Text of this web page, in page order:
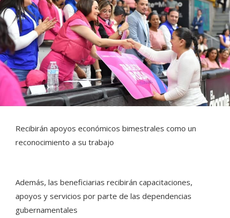
Recibirán apoyos económicos bimestrales como un
reconocimiento a su trabajo
Además, las beneficiarias recibirán capacitaciones,
apoyos y servicios por parte de las dependencias
gubernamentales